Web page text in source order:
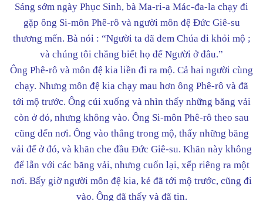
Sáng sớm ngày Phục Sinh, bà Ma-ri-a Mác-đa-la chạy đi
gặp ông Si-môn Phê-rô và người môn đệ Đức Giê-su
thương mến. Bà nói : “Người ta đã đem Chúa đi khỏi mộ ;
và chúng tôi chẳng biết họ để Người ở đâu.”
Ông Phê-rô và môn đệ kia liền đi ra mộ. Cả hai người cùng
chạy. Nhưng môn đệ kia chạy mau hơn ông Phê-rô và đã
tới mộ trước. Ông cúi xuống và nhìn thấy những băng vải
còn ở đó, nhưng không vào. Ông Si-môn Phê-rô theo sau
cũng đến nơi. Ông vào thẳng trong mộ, thấy những băng
vải để ở đó, và khăn che đầu Đức Giê-su. Khăn này không
để lẫn với các băng vải, nhưng cuốn lại, xếp riêng ra một
nơi. Bấy giờ người môn đệ kia, kẻ đã tới mộ trước, cũng đi
vào. Ông đã thấy và đã tin.